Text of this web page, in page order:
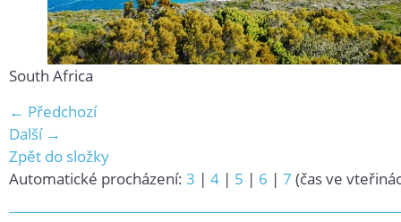
South Africa
← Předchozí
Další →
Zpět do složky
Automatické procházení: 3 | 4 | 5 | 6 | 7 (čas ve